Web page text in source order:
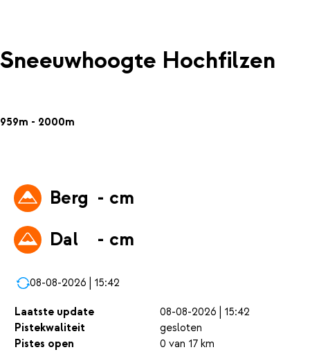
Sneeuwhoogte Hochfilzen
959m - 2000m
Berg - cm
Dal
- cm
08-08-2026 | 15:42
Laatste update
08-08-2026 | 15:42
Pistekwaliteit
gesloten
Pistes open
0 van 17 km